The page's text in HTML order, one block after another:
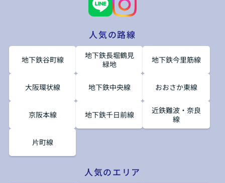
人気の路線
地下鉄谷町線
地下鉄長堀鶴見
緑地
地下鉄今里筋線
大阪環状線 地下鉄中央線 おおさか東線
京阪本線 地下鉄千日前線
近鉄難波・奈良
線
片町線
人気のエリア